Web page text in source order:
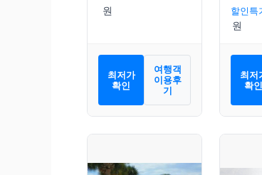
최저가
확인
여행객
이용후
기
할인특
최저
확인